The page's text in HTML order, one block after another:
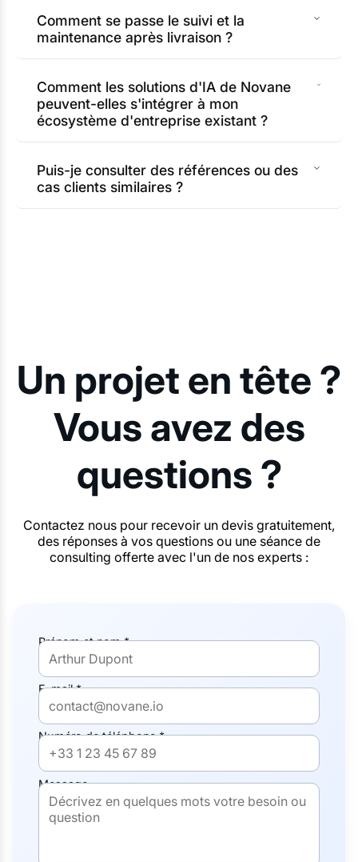
Comment se passe le suivi et la
maintenance après livraison ?
Comment les solutions d'IA de Novane
peuvent-elles s'intégrer à mon
écosystème d'entreprise existant ?
Puis-je consulter des références ou des
cas clients similaires ?
Un projet en tête ?
Vous avez des
questions ?
Contactez nous pour recevoir un devis gratuitement,
des réponses à vos questions ou une séance de
consulting offerte avec l'un de nos experts :
Prénom et nom *
E-mail *
Numéro de téléphone *
Message